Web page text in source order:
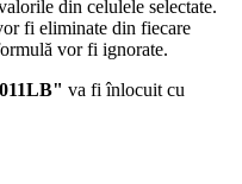
din celulele selectate.
fi eliminate din fiecare
vor fi ignorate.
va fi înlocuit cu